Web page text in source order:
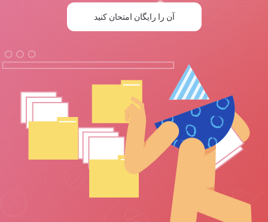
آن را رایگان امتحان کنید